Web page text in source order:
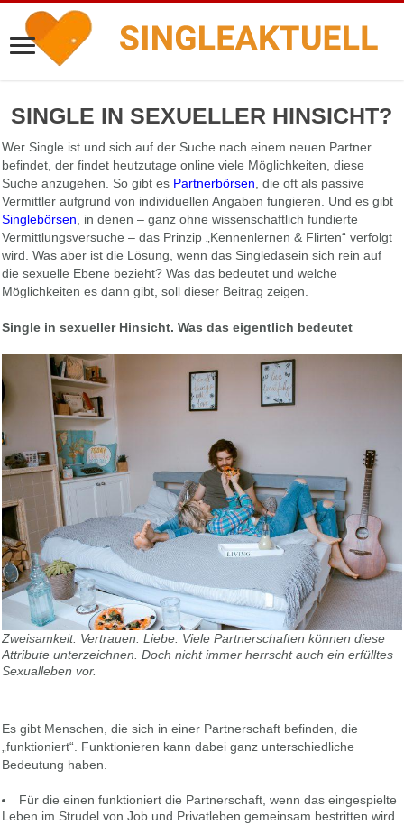
SINGLE IN SEXUELLER HINSICHT?
Wer Single ist und sich auf der Suche nach einem neuen Partner
befindet, der findet heutzutage online viele Möglichkeiten, diese
Suche anzugehen. So gibt es Partnerbörsen , die oft als passive
Vermittler aufgrund von individuellen Angaben fungieren. Und es gibt
Singlebörsen , in denen – ganz ohne wissenschaftlich fundierte
Vermittlungsversuche – das Prinzip „Kennenlernen & Flirten“ verfolgt
wird. Was aber ist die Lösung, wenn das Singledasein sich rein auf
die sexuelle Ebene bezieht? Was das bedeutet und welche
Möglichkeiten es dann gibt, soll dieser Beitrag zeigen.
Single in sexueller Hinsicht. Was das eigentlich bedeutet
Zweisamkeit. Vertrauen. Liebe. Viele Partnerschaften können diese
Attribute unterzeichnen. Doch nicht immer herrscht auch ein erfülltes
Sexualleben vor.
Es gibt Menschen, die sich in einer Partnerschaft befinden, die
„funktioniert“. Funktionieren kann dabei ganz unterschiedliche
Bedeutung haben.
Für die einen funktioniert die Partnerschaft, wenn das eingespielte
Leben im Strudel von Job und Privatleben gemeinsam bestritten wird.